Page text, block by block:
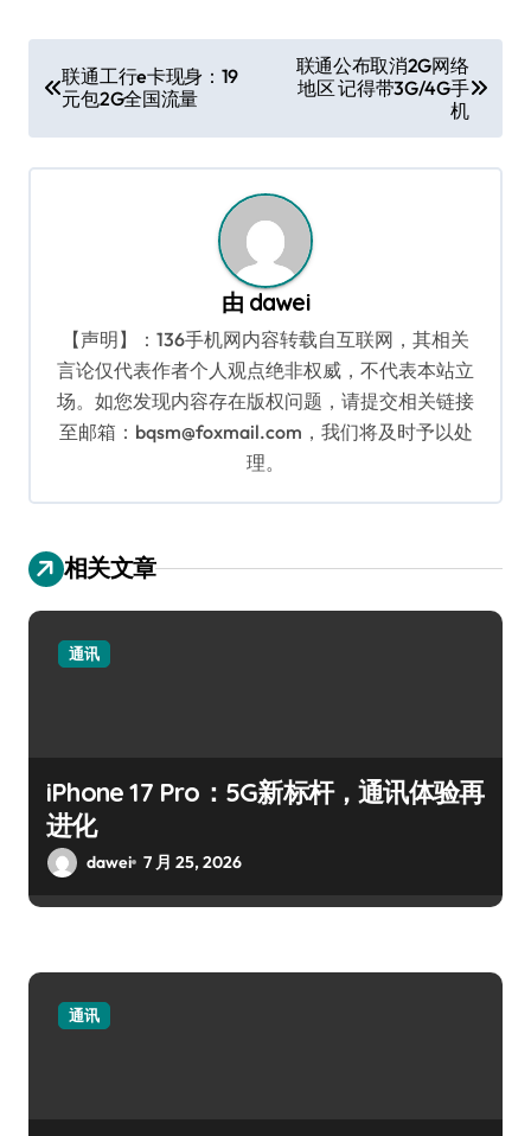
章
导
航
联通工行e卡现身：19
元包2G全国流量
联通公布取消2G网络
地区 记得带3G/4G手
机
由 dawei
【声明】：136手机网内容转载自互联网，其相关
言论仅代表作者个人观点绝非权威，不代表本站立
场。如您发现内容存在版权问题，请提交相关链接
至邮箱：bqsm@foxmail.com，我们将及时予以处
理。
相关文章
通讯
iPhone 17 Pro：5G新标杆，通讯体验再
进化
dawei 7 月 25, 2026
通讯